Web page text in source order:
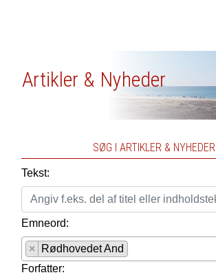
Artikler & Nyheder
SØG I ARTIKLER & NYHEDER
Tekst:
Emneord:
×
Rødhovedet And
Forfatter: